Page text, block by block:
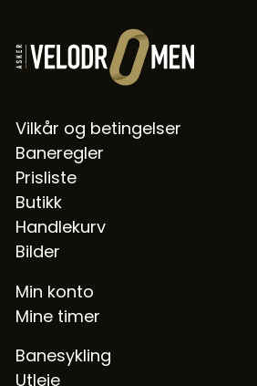
Vilkår og betingelser
Baneregler
Prisliste
Butikk
Handlekurv
Bilder
Min konto
Mine timer
Banesykling
Utleie